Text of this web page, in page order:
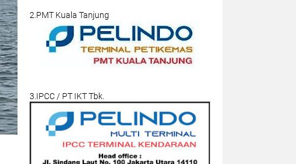
2.PMT Kuala Tanjung
3.IPCC / PT IKT Tbk.